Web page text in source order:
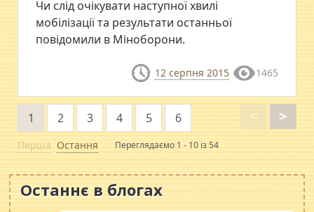
Чи слід очікувати наступної хвилі
мобілізації та результати останньої
повідомили в Міноборони.
12 серпня 2015 1465
Перша
<
1 2 3 4 5 6 >
Остання Переглядаємо 1 - 10 із 54
Останнє в блогах